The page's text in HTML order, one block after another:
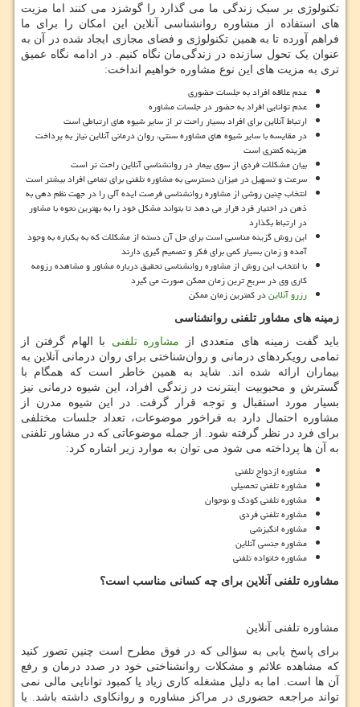
تکنولوژی بر سبک زندگی ما می گذارد را گوشزد می کنند اما مزیت
های استفاده از مشاوره روانشناسی آنلاین این امکان را برای ما
فراهم آورده تا به همین تکنولوژی و فضای مجازی ایجاد شده در آن به
عنوان یک تحول سازنده در زندگی‌مان نگاه کنیم. در ادامه نگاه عمیق
تری به مزیت های این نوع مشاوره خواهیم انداخت:
عدم علاقه افراد به جلسات حضوری
عدم توانایی افراد به حضور در جلسات مشاوره
ارتباط آنلاین برای افراد بسیار راحت تر از سایر شیوه های ارتباطی است
در مقایسه با سایر شیوه های مشاوره سنتی، روان درمانی آنلاین نیاز به پرداخت
هزینه کمتری است
بیان مشکلات فردی از سوی بیمار در روانشناسی آنلاین راحت تر است
سرعت و تسهیل در میزان دسترسی به مشاوره تلفنی برای تمامی افراد بیشتر است
انتخاب چنین روشی از مشاوره روانشناسی فرصت ایده آلی را در جهت نظم دهی به
ذهن در اختیار فرد قرار می دهد تا بتواند مشکل خود را به بهترین نحوه با مشاور
در ارتباط بگذارد
این روش گزینه مناسبی است برای حل آن دسته از مشکلات که به یکباره به وجود
آمده و زمان بسیار کمی برای فکر و تصمیم گیری دارند
با انتخاب این روش از مشاوره روانشناسی تحقیق درباره مشاور و مشاهده رزومه
کاری وی در سریع ترین زمان ممکن صورت می گیرد
رزرو آنلایندر کمترین زمان ممکن
زمینه های مشاور تلفنی روانشناسی
باید گفت زمینه های متعددی از مشاوره تلفنی با الهام گرفتن از
تمامی رویکردهای درمانی و روان‌شناختی برای روان درمانی آنلاین به
بیماران ارائه شده اند. شاید به همین خاطر است که همگام با
گسترش و محبوبیت اینترنت در زندگی افراد، این شیوه درمانی نیز
بسیار مورد استقبال و توجه قرار گرفت. در این شیوه مدرن از
مشاوره احتمال دارد به فراخور موضوعات، تعداد جلسات مختلفی
برای فرد در نظر گرفته شود. از جمله موضوعاتی که در مشاور تلفنی
به آن ها پرداخته می شود می توان به موارد زیر اشاره کرد:
مشاوره ازدواج تلفنی
مشاوره تلفنی تحصیلی
مشاوره تلفنی کودک و نوجوان
مشاوره تلفنی فردی
مشاوره انگیزشی
مشاوره جنسی آنلاین
مشاوره خانواده تلفنی
مشاوره تلفنی آنلاین برای چه کسانی مناسب است؟
مشاوره تلفنی آنلاین
برای پاسخ یابی به سؤالی که در فوق مطرح است چنین تصور کنید
که مشاهده علائم و مشکلات روانشناختی خود در صدد درمان و رفع
آن ها است. اما به دلیل مشغله کاری زیاد یا کمبود توانایی مالی نمی
تواند مراجعه حضوری در مراکز مشاوره و روانکاوی داشته باشد. یا